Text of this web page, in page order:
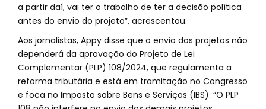
a partir daí, vai ter o trabalho de ter a decisão política
antes do envio do projeto”, acrescentou.
Aos jornalistas, Appy disse que o envio dos projetos não
dependerá da aprovação do Projeto de Lei
Complementar (PLP) 108/2024, que regulamenta a
reforma tributária e está em tramitação no Congresso
e foca no Imposto sobre Bens e Serviços (IBS). “O PLP